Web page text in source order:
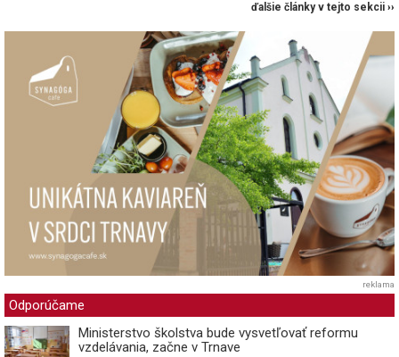
ďalšie články v tejto sekcii ››
reklama
Odporúčame
Ministerstvo školstva bude vysvetľovať reformu
vzdelávania, začne v Trnave